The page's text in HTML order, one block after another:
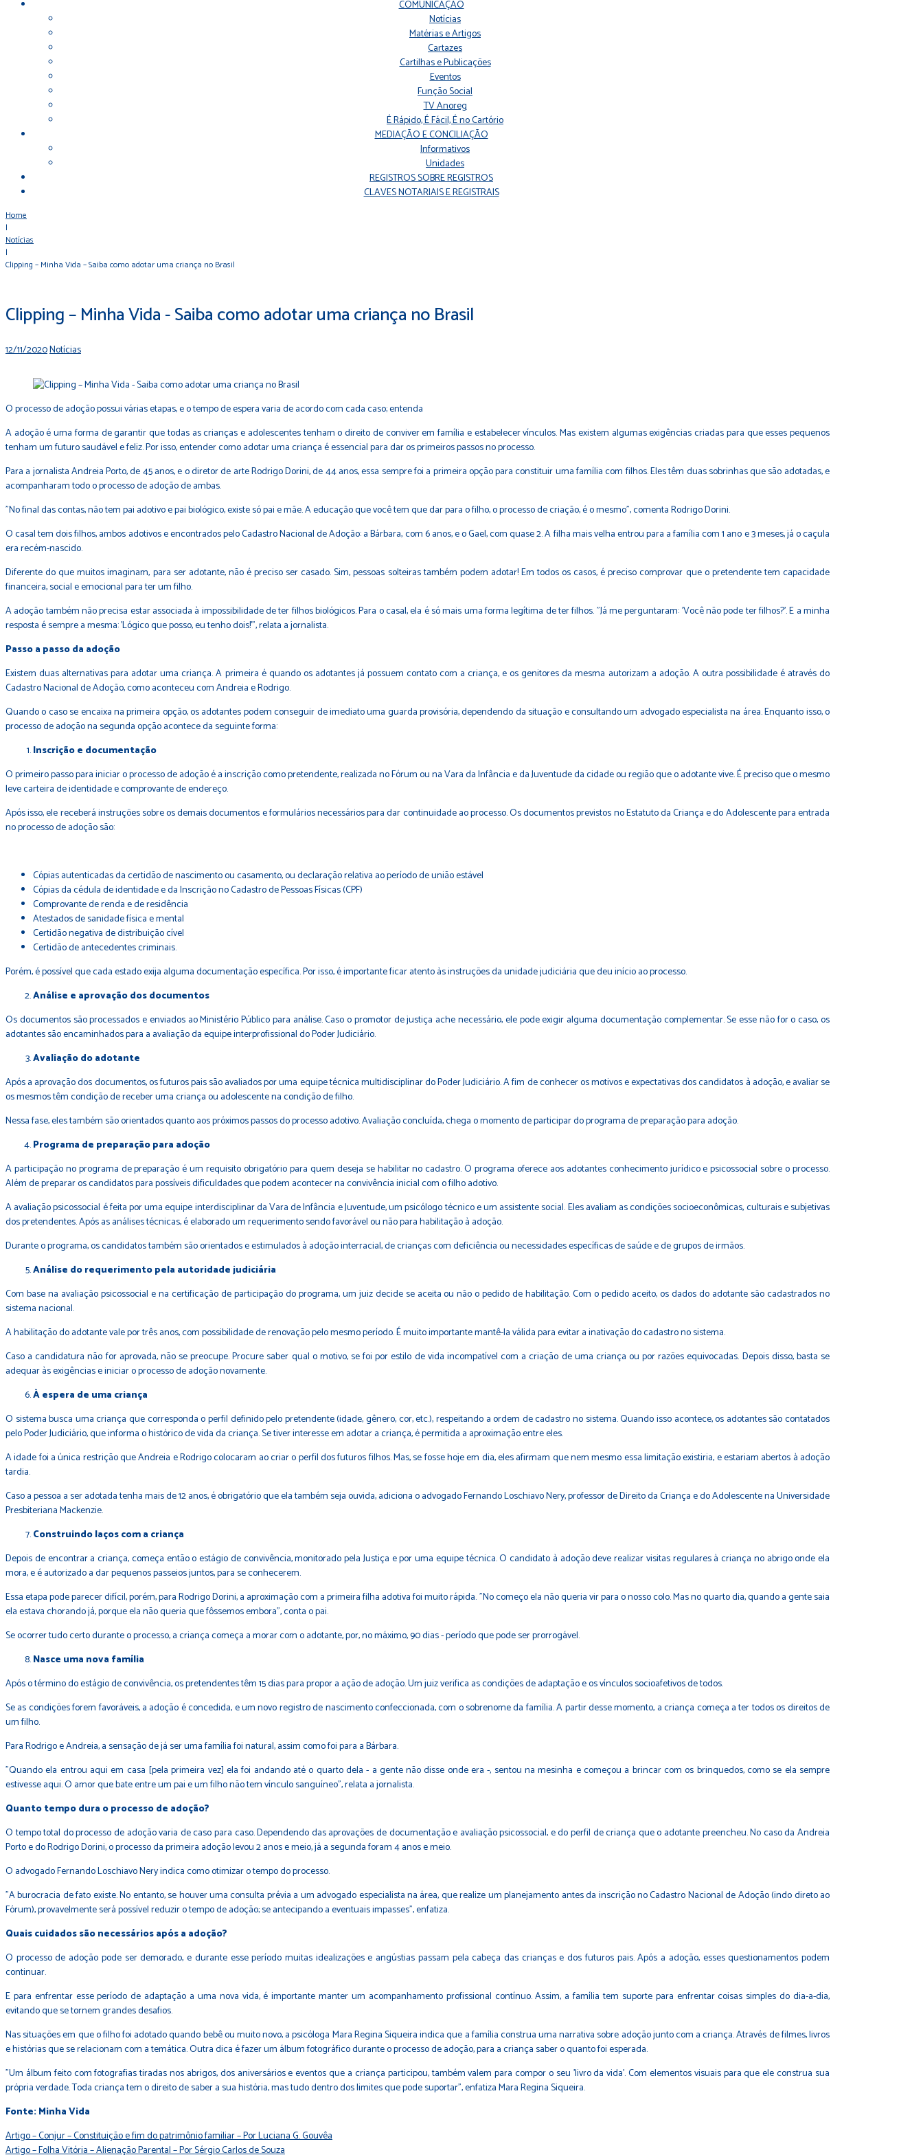
COMUNICAÇÃO
Notícias
Matérias e Artigos
Cartazes
Cartilhas e Publicações
Eventos
Função Social
TV Anoreg
É Rápido, É Fácil, É no Cartório
MEDIAÇÃO E CONCILIAÇÃO
Informativos
Unidades
REGISTROS SOBRE REGISTROS
CLAVES NOTARIAIS E REGISTRAIS
Home
|
Notícias
|
Clipping – Minha Vida – Saiba como adotar uma criança no Brasil
Clipping – Minha Vida - Saiba como adotar uma criança no Brasil
12/11/2020Notícias
O processo de adoção possui várias etapas, e o tempo de espera varia de acordo com cada caso; entenda
A adoção é uma forma de garantir que todas as crianças e adolescentes tenham o direito de conviver em família e estabelecer vínculos. Mas existem algumas exigências criadas para que esses pequenos
tenham um futuro saudável e feliz. Por isso, entender como adotar uma criança é essencial para dar os primeiros passos no processo.
Para a jornalista Andreia Porto, de 45 anos, e o diretor de arte Rodrigo Dorini, de 44 anos, essa sempre foi a primeira opção para constituir uma família com filhos. Eles têm duas sobrinhas que são adotadas, e
acompanharam todo o processo de adoção de ambas.
"No final das contas, não tem pai adotivo e pai biológico, existe só pai e mãe. A educação que você tem que dar para o filho, o processo de criação, é o mesmo", comenta Rodrigo Dorini.
O casal tem dois filhos, ambos adotivos e encontrados pelo Cadastro Nacional de Adoção: a Bárbara, com 6 anos, e o Gael, com quase 2. A filha mais velha entrou para a família com 1 ano e 3 meses, já o caçula
era recém-nascido.
Diferente do que muitos imaginam, para ser adotante, não é preciso ser casado. Sim, pessoas solteiras também podem adotar! Em todos os casos, é preciso comprovar que o pretendente tem capacidade
financeira, social e emocional para ter um filho.
A adoção também não precisa estar associada à impossibilidade de ter filhos biológicos. Para o casal, ela é só mais uma forma legítima de ter filhos. "Já me perguntaram: 'Você não pode ter filhos?'. E a minha
resposta é sempre a mesma: 'Lógico que posso, eu tenho dois!'", relata a jornalista.
Passo a passo da adoção
Existem duas alternativas para adotar uma criança. A primeira é quando os adotantes já possuem contato com a criança, e os genitores da mesma autorizam a adoção. A outra possibilidade é através do
Cadastro Nacional de Adoção, como aconteceu com Andreia e Rodrigo.
Quando o caso se encaixa na primeira opção, os adotantes podem conseguir de imediato uma guarda provisória, dependendo da situação e consultando um advogado especialista na área. Enquanto isso, o
processo de adoção na segunda opção acontece da seguinte forma:
Inscrição e documentação
O primeiro passo para iniciar o processo de adoção é a inscrição como pretendente, realizada no Fórum ou na Vara da Infância e da Juventude da cidade ou região que o adotante vive. É preciso que o mesmo
leve carteira de identidade e comprovante de endereço.
Após isso, ele receberá instruções sobre os demais documentos e formulários necessários para dar continuidade ao processo. Os documentos previstos no Estatuto da Criança e do Adolescente para entrada
no processo de adoção são:
Cópias autenticadas da certidão de nascimento ou casamento, ou declaração relativa ao período de união estável
Cópias da cédula de identidade e da Inscrição no Cadastro de Pessoas Físicas (CPF)
Comprovante de renda e de residência
Atestados de sanidade física e mental
Certidão negativa de distribuição cível
Certidão de antecedentes criminais.
Porém, é possível que cada estado exija alguma documentação específica. Por isso, é importante ficar atento às instruções da unidade judiciária que deu início ao processo.
Análise e aprovação dos documentos
Os documentos são processados e enviados ao Ministério Público para análise. Caso o promotor de justiça ache necessário, ele pode exigir alguma documentação complementar. Se esse não for o caso, os
adotantes são encaminhados para a avaliação da equipe interprofissional do Poder Judiciário.
Avaliação do adotante
Após a aprovação dos documentos, os futuros pais são avaliados por uma equipe técnica multidisciplinar do Poder Judiciário. A fim de conhecer os motivos e expectativas dos candidatos à adoção, e avaliar se
os mesmos têm condição de receber uma criança ou adolescente na condição de filho.
Nessa fase, eles também são orientados quanto aos próximos passos do processo adotivo. Avaliação concluída, chega o momento de participar do programa de preparação para adoção.
Programa de preparação para adoção
A participação no programa de preparação é um requisito obrigatório para quem deseja se habilitar no cadastro. O programa oferece aos adotantes conhecimento jurídico e psicossocial sobre o processo.
Além de preparar os candidatos para possíveis dificuldades que podem acontecer na convivência inicial com o filho adotivo.
A avaliação psicossocial é feita por uma equipe interdisciplinar da Vara de Infância e Juventude, um psicólogo técnico e um assistente social. Eles avaliam as condições socioeconômicas, culturais e subjetivas
dos pretendentes. Após as análises técnicas, é elaborado um requerimento sendo favorável ou não para habilitação à adoção.
Durante o programa, os candidatos também são orientados e estimulados à adoção interracial, de crianças com deficiência ou necessidades específicas de saúde e de grupos de irmãos.
Análise do requerimento pela autoridade judiciária
Com base na avaliação psicossocial e na certificação de participação do programa, um juiz decide se aceita ou não o pedido de habilitação. Com o pedido aceito, os dados do adotante são cadastrados no
sistema nacional.
A habilitação do adotante vale por três anos, com possibilidade de renovação pelo mesmo período. É muito importante mantê-la válida para evitar a inativação do cadastro no sistema.
Caso a candidatura não for aprovada, não se preocupe. Procure saber qual o motivo, se foi por estilo de vida incompatível com a criação de uma criança ou por razões equivocadas. Depois disso, basta se
adequar às exigências e iniciar o processo de adoção novamente.
À espera de uma criança
O sistema busca uma criança que corresponda o perfil definido pelo pretendente (idade, gênero, cor, etc.), respeitando a ordem de cadastro no sistema. Quando isso acontece, os adotantes são contatados
pelo Poder Judiciário, que informa o histórico de vida da criança. Se tiver interesse em adotar a criança, é permitida a aproximação entre eles.
A idade foi a única restrição que Andreia e Rodrigo colocaram ao criar o perfil dos futuros filhos. Mas, se fosse hoje em dia, eles afirmam que nem mesmo essa limitação existiria, e estariam abertos à adoção
tardia.
Caso a pessoa a ser adotada tenha mais de 12 anos, é obrigatório que ela também seja ouvida, adiciona o advogado Fernando Loschiavo Nery, professor de Direito da Criança e do Adolescente na Universidade
Presbiteriana Mackenzie.
Construindo laços com a criança
Depois de encontrar a criança, começa então o estágio de convivência, monitorado pela Justiça e por uma equipe técnica. O candidato à adoção deve realizar visitas regulares à criança no abrigo onde ela
mora, e é autorizado a dar pequenos passeios juntos, para se conhecerem.
Essa etapa pode parecer difícil, porém, para Rodrigo Dorini, a aproximação com a primeira filha adotiva foi muito rápida. "No começo ela não queria vir para o nosso colo. Mas no quarto dia, quando a gente saia
ela estava chorando já, porque ela não queria que fôssemos embora", conta o pai.
Se ocorrer tudo certo durante o processo, a criança começa a morar com o adotante, por, no máximo, 90 dias - período que pode ser prorrogável.
Nasce uma nova família
Após o término do estágio de convivência, os pretendentes têm 15 dias para propor a ação de adoção. Um juiz verifica as condições de adaptação e os vínculos socioafetivos de todos.
Se as condições forem favoráveis, a adoção é concedida, e um novo registro de nascimento confeccionada, com o sobrenome da família. A partir desse momento, a criança começa a ter todos os direitos de
um filho.
Para Rodrigo e Andreia, a sensação de já ser uma família foi natural, assim como foi para a Bárbara.
"Quando ela entrou aqui em casa [pela primeira vez] ela foi andando até o quarto dela - a gente não disse onde era -, sentou na mesinha e começou a brincar com os brinquedos, como se ela sempre
estivesse aqui. O amor que bate entre um pai e um filho não tem vínculo sanguíneo", relata a jornalista.
Quanto tempo dura o processo de adoção?
O tempo total do processo de adoção varia de caso para caso. Dependendo das aprovações de documentação e avaliação psicossocial, e do perfil de criança que o adotante preencheu. No caso da Andreia
Porto e do Rodrigo Dorini, o processo da primeira adoção levou 2 anos e meio, já a segunda foram 4 anos e meio.
O advogado Fernando Loschiavo Nery indica como otimizar o tempo do processo.
"A burocracia de fato existe. No entanto, se houver uma consulta prévia a um advogado especialista na área, que realize um planejamento antes da inscrição no Cadastro Nacional de Adoção (indo direto ao
Fórum), provavelmente será possível reduzir o tempo de adoção; se antecipando a eventuais impasses", enfatiza.
Quais cuidados são necessários após a adoção?
O processo de adoção pode ser demorado, e durante esse período muitas idealizações e angústias passam pela cabeça das crianças e dos futuros pais. Após a adoção, esses questionamentos podem
continuar.
E para enfrentar esse período de adaptação a uma nova vida, é importante manter um acompanhamento profissional contínuo. Assim, a família tem suporte para enfrentar coisas simples do dia-a-dia,
evitando que se tornem grandes desafios.
Nas situações em que o filho foi adotado quando bebê ou muito novo, a psicóloga Mara Regina Siqueira indica que a família construa uma narrativa sobre adoção junto com a criança. Através de filmes, livros
e histórias que se relacionam com a temática. Outra dica é fazer um álbum fotográfico durante o processo de adoção, para a criança saber o quanto foi esperada.
"Um álbum feito com fotografias tiradas nos abrigos, dos aniversários e eventos que a criança participou, também valem para compor o seu 'livro da vida'. Com elementos visuais para que ele construa sua
própria verdade. Toda criança tem o direito de saber a sua história, mas tudo dentro dos limites que pode suportar", enfatiza Mara Regina Siqueira.
Fonte: Minha Vida
Navegação
Artigo – Conjur – Constituição e fim do patrimônio familiar – Por Luciana G. Gouvêa
Artigo – Folha Vitória – Alienação Parental – Por Sérgio Carlos de Souza